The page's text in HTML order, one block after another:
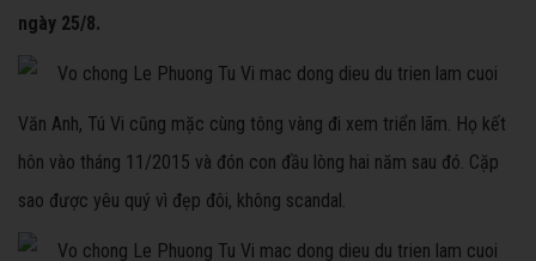
ngày 25/8.
Văn Anh, Tú Vi cũng mặc cùng tông vàng đi xem triển lãm. Họ kết
hôn vào tháng 11/2015 và đón con đầu lòng hai năm sau đó. Cặp
sao được yêu quý vì đẹp đôi, không scandal.